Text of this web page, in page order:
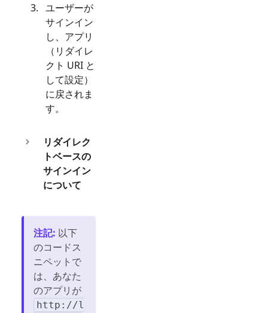
ユーザーが
サインイン
し、アプリ
（リダイレ
クト URI と
して設定）
に戻されま
す。
リダイレク
トベースの
サインイン
について
注記: 以下
のコードス
ニペットで
は、あなた
のアプリが
http://l